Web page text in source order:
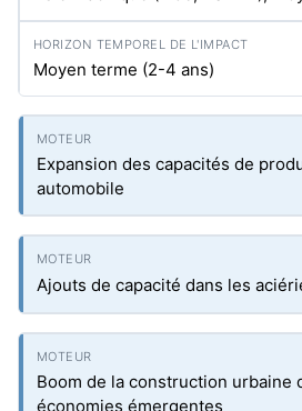
Moyen terme (2-4 ans)
Expansion des capacités de
automobile
Ajouts de capacité dans les
Boom de la construction urbaine
économies émergentes